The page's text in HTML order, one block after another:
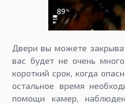
Двери вы можете
вас будет не очень
короткий срок, когда
остальное время
помощи камер,